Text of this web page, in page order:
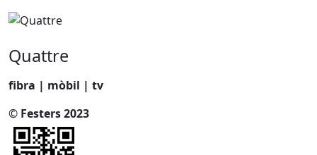
Quattre
fibra | mòbil | tv
© Festers 2023